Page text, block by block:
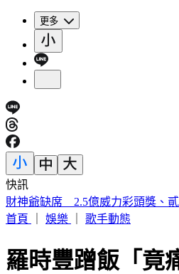
更多
快訊
富比士富豪榜大洗牌 「川湖」林
首頁
娛樂 歌手動態
羅時豐蹭飯「竟